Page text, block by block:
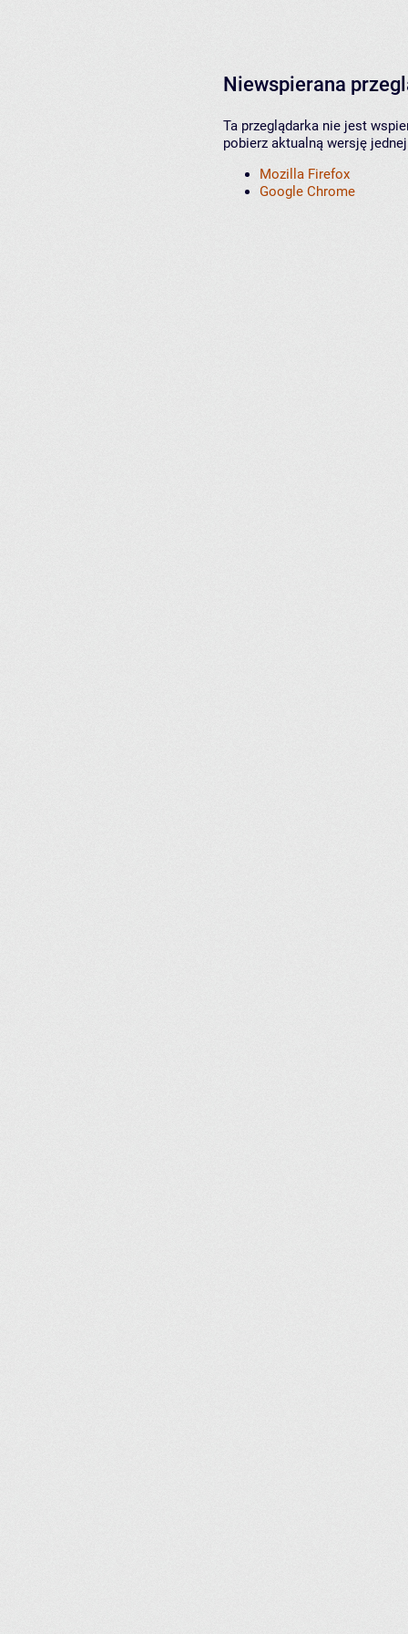
Niewspierana
Ta przeglądarka nie jest
pobierz aktualną wersję
Mozilla Firefox
Google Chrome